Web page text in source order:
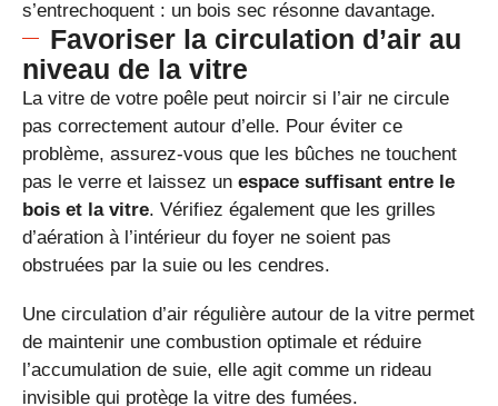
s’entrechoquent : un bois sec résonne davantage.
Favoriser la circulation d’air au
niveau de la vitre
La vitre de votre poêle peut noircir si l’air ne circule
pas correctement autour d’elle. Pour éviter ce
problème, assurez-vous que les bûches ne touchent
pas le verre et laissez un espace suffisant entre le
bois et la vitre. Vérifiez également que les grilles
d’aération à l’intérieur du foyer ne soient pas
obstruées par la suie ou les cendres.
Une circulation d’air régulière autour de la vitre permet
de maintenir une combustion optimale et réduire
l’accumulation de suie, elle agit comme un rideau
invisible qui protège la vitre des fumées.